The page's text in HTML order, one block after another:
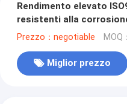
Rendimento elevato
resistenti alla
Prezzo：negotiable
Miglior prezzo